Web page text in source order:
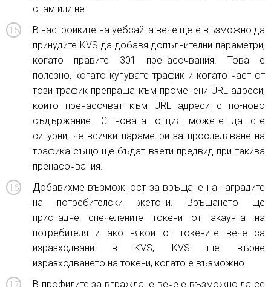
спам или не.
В настройките на уебсайта вече ще е възможно да
принудите KVS да добавя допълнителни параметри,
когато правите 301 пренасочвания. Това е
полезно, когато купувате трафик и когато част от
този трафик препраща към променени URL адреси,
които пренасочват към URL адреси с по-ново
съдържание. С новата опция можете да сте
сигурни, че всички параметри за проследяване на
трафика също ще бъдат взети предвид при такива
пренасочвания.
Добавихме възможност за връщане на наградите
на потребителски жетони. Връщането ще
приспадне спечелените токени от акаунта на
потребителя и ако някои от токените вече са
изразходвани в KVS, KVS ще върне
изразходването на токени, когато е възможно.
В профилите за вграждане вече е възможно да се